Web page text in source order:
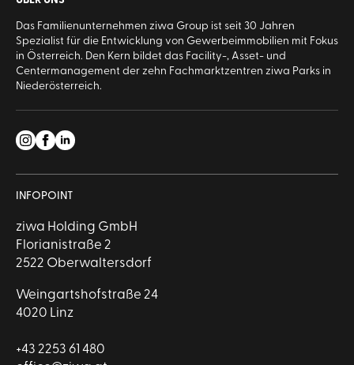
Das Familienunternehmen ziwa Group ist seit 30 Jahren
Spezialist für die Entwicklung von Gewerbeimmobilien mit Fokus
in Österreich. Den Kern bildet das Facility-, Asset- und
Centermanagement der zehn Fachmarktzentren ziwa Parks in
Niederösterreich.
INFOPOINT
ziwa Holding GmbH
Florianistraße 2
2522 Oberwaltersdorf
Weingartshofstraße 24
4020 Linz
+43 2253 61 480